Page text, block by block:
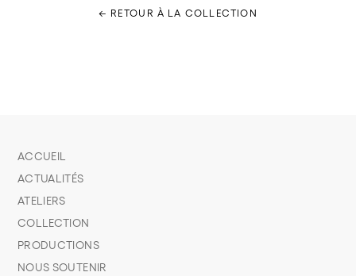
← RETOUR À LA COLLECTION
ACCUEIL
ACTUALITÉS
ATELIERS
COLLECTION
PRODUCTIONS
NOUS SOUTENIR